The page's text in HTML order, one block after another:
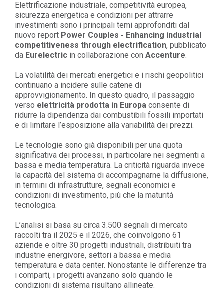
Elettrificazione industriale, competitività europea,
sicurezza energetica e condizioni per attrarre
investimenti sono i principali temi approfonditi dal
nuovo report Power Couples - Enhancing industrial
competitiveness through electrification, pubblicato
da Eurelectric in collaborazione con Accenture.
La volatilità dei mercati energetici e i rischi geopolitici
continuano a incidere sulle catene di
approvvigionamento. In questo quadro, il passaggio
verso elettricità prodotta in Europa consente di
ridurre la dipendenza dai combustibili fossili importati
e di limitare l’esposizione alla variabilità dei prezzi.
Le tecnologie sono già disponibili per una quota
significativa dei processi, in particolare nei segmenti a
bassa e media temperatura. La criticità riguarda invece
la capacità del sistema di accompagnarne la diffusione,
in termini di infrastrutture, segnali economici e
condizioni di investimento, più che la maturità
tecnologica.
L’analisi si basa su circa 3.500 segnali di mercato
raccolti tra il 2025 e il 2026, che coinvolgono 61
aziende e oltre 30 progetti industriali, distribuiti tra
industrie energivore, settori a bassa e media
temperatura e data center. Nonostante le differenze tra
i comparti, i progetti avanzano solo quando le
condizioni di sistema risultano allineate.